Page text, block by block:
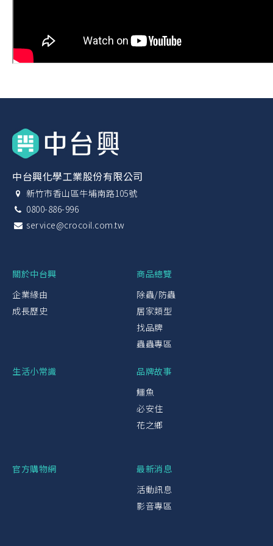
中台興化學工業股份有限公司
新竹市香山區牛埔南路105號
0800-886-996
service@crocoil.com.tw
關於中台興
企業緣由
成長歷史
商品總覽
除蟲/防蟲
居家類型
找品牌
蟲蟲專區
生活小常識
品牌故事
鱷魚
必安住
花之鄉
官方購物網
最新消息
活動訊息
影音專區